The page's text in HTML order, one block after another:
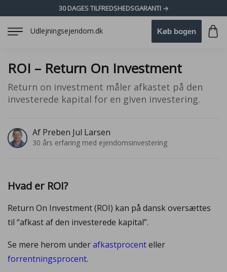
30 DAGES TILFREDSHEDSGARANTI →
Udlejningsejendom.dk Køb bogen
ROI – Return On Investment
Return on investment måler afkastet på den
investerede kapital for en given investering.
Af Preben Jul Larsen
30 års erfaring med ejendomsinvestering
Hvad er ROI?
Return On Investment (ROI) kan på dansk oversættes
til “afkast af den investerede kapital”.
Se mere herom underafkastprocenteller
forrentningsprocent.